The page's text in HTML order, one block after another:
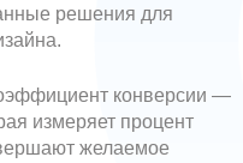
решения для
конверсии —
измеряет процент
желаемое